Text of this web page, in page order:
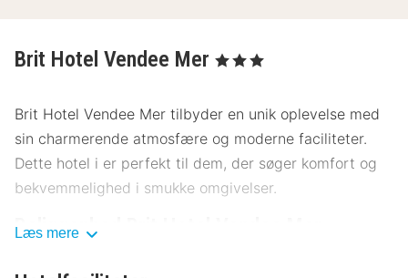
Brit Hotel Vendee Mer , 3 Stjerner
Brit Hotel Vendee Mer tilbyder en unik oplevelse med
sin charmerende atmosfære og moderne faciliteter.
Dette hotel i er perfekt til dem, der søger komfort og
bekvemmelighed i smukke omgivelser.
Beliggenhed Brit Hotel Vendee Mer
Læs mere